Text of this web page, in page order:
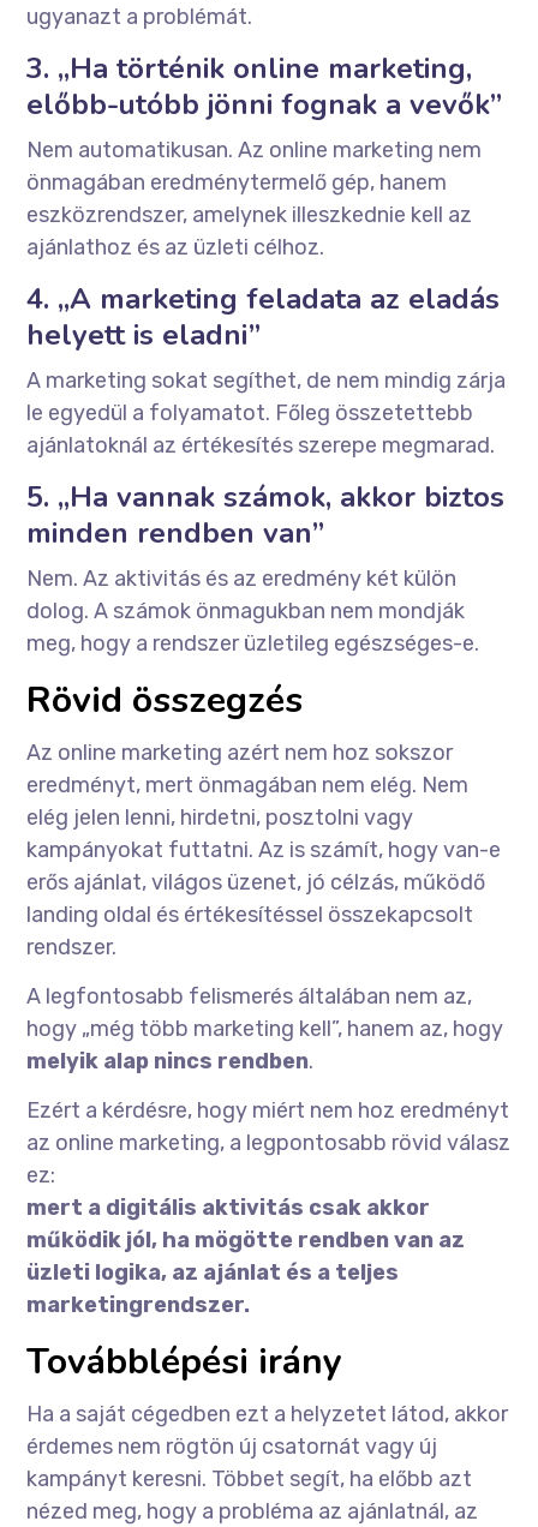
ugyanazt a problémát.
3. „Ha történik online marketing,
előbb-utóbb jönni fognak a vevők”
Nem automatikusan. Az online marketing nem
önmagában eredménytermelő gép, hanem
eszközrendszer, amelynek illeszkednie kell az
ajánlathoz és az üzleti célhoz.
4. „A marketing feladata az eladás
helyett is eladni”
A marketing sokat segíthet, de nem mindig zárja
le egyedül a folyamatot. Főleg összetettebb
ajánlatoknál az értékesítés szerepe megmarad.
5. „Ha vannak számok, akkor biztos
minden rendben van”
Nem. Az aktivitás és az eredmény két külön
dolog. A számok önmagukban nem mondják
meg, hogy a rendszer üzletileg egészséges-e.
Rövid összegzés
Az online marketing azért nem hoz sokszor
eredményt, mert önmagában nem elég. Nem
elég jelen lenni, hirdetni, posztolni vagy
kampányokat futtatni. Az is számít, hogy van-e
erős ajánlat, világos üzenet, jó célzás, működő
landing oldal és értékesítéssel összekapcsolt
rendszer.
A legfontosabb felismerés általában nem az,
hogy „még több marketing kell”, hanem az, hogy
melyik alap nincs rendben.
Ezért a kérdésre, hogy miért nem hoz eredményt
az online marketing, a legpontosabb rövid válasz
ez:
mert a digitális aktivitás csak akkor
működik jól, ha mögötte rendben van az
üzleti logika, az ajánlat és a teljes
marketingrendszer.
Továbblépési irány
Ha a saját cégedben ezt a helyzetet látod, akkor
érdemes nem rögtön új csatornát vagy új
kampányt keresni. Többet segít, ha előbb azt
nézed meg, hogy a probléma az ajánlatnál, az